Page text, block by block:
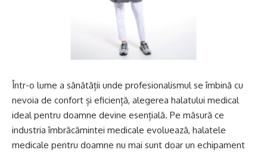
Într-o lume a sănătății unde profesionalismul se îmbină cu
nevoia de confort și eficiență, alegerea halatului medical
ideal pentru doamne devine esențială. Pe măsură ce
industria îmbrăcămintei medicale evoluează, halatele
medicale pentru doamne nu mai sunt doar un echipament